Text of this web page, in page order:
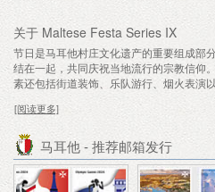
关于 Maltese Festa Series IX
节日是马耳他村庄文化遗产的重要组成部
结在一起，共同庆祝当地流行的宗教信仰
素还包括街道装饰、乐队游行、烟火表演
[阅读更多]
马耳他 - 推荐邮箱发行